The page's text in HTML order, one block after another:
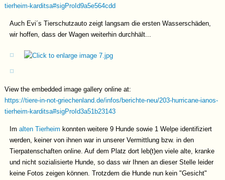
tierheim-karditsa#sigProId9a5e564cdd
Auch Evi´s Tierschutzauto zeigt langsam die ersten Wasserschäden,
wir hoffen, dass der Wagen weiterhin durchhält...
View the embedded image gallery online at:
https://tiere-in-not-griechenland.de/infos/berichte-neu/203-hurricane-ianos-
tierheim-karditsa#sigProId3a51b23143
Imalten Tierheim konnten weitere 9 Hunde sowie 1 Welpe identifiziert
werden, keiner von ihnen war in unserer Vermittlung bzw. in den
Tierpatenschaften online. Auf dem Platz dort leb(t)en viele alte, kranke
und nicht sozialisierte Hunde, so dass wir Ihnen an dieser Stelle leider
keine Fotos zeigen können. Trotzdem die Hunde nun kein "Gesicht"